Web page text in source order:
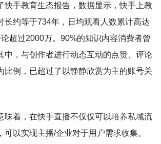
快手教育生态报告，数据显示，快手上教
长约等于734年，日均观看人数累计高达
超过2000万。90%的知识内容消费者曾
中，与创作者进行动态互动的点赞、评论
比例，已超过了以静静欣赏为主的账号关
味着，在快手直播不仅仅可以培养私域流
可以实现主播/企业对于用户需求收集。